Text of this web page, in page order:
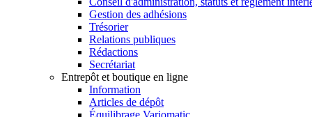
Gestion des adhésions
Trésorier
Relations publiques
Rédactions
Secrétariat
Entrepôt et boutique en ligne
Information
Articles de dépôt
Équilibrage Variomatic